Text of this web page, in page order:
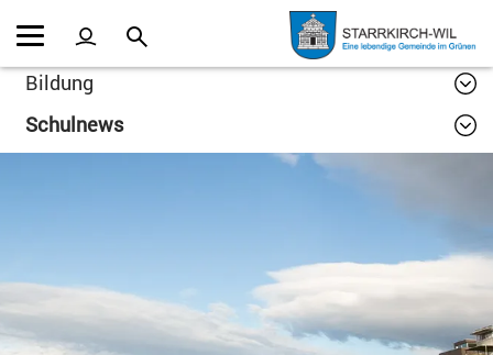
Kopfzeile
Inhalt
Bildung
Schulnews